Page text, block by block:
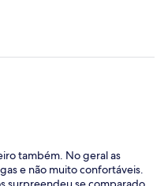
também. No geral as
e não muito confortáveis.